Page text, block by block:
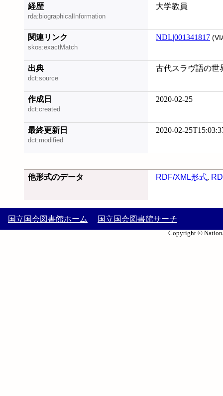
経歴
rda:biographicalInformation
大学教員
関連リンク
skos:exactMatch
NDL|001341817
出典
dct:source
古代スラヴ語の世
作成日
dct:created
2020-02-25
最終更新日
dct:modified
2020-02-
他形式のデータ RDF/XML形式,
国立国会図書館ホーム 国立国会図書館サーチ
Copyright ©